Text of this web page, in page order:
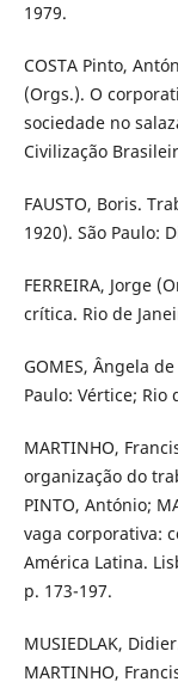
1979.
COSTA Pinto,
(Orgs.). O
sociedade no
Civilização
FAUSTO, Boris.
1920). São Paulo:
FERREIRA, Jorge
crítica. Rio de
GOMES, Ângela
Paulo: Vértice; Rio
MARTINHO,
organização do
PINTO, António;
vaga corporativa:
América Latina.
p. 173-197.
MUSIEDLAK,
MARTINHO,